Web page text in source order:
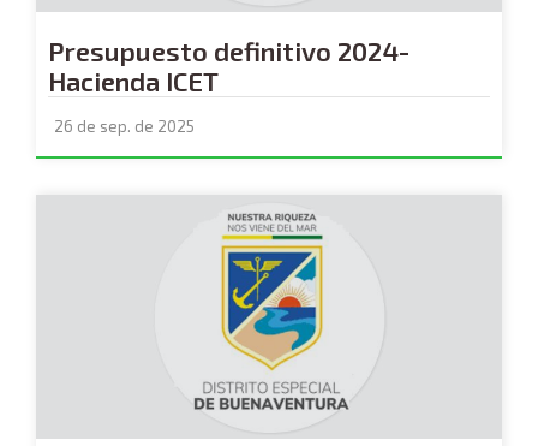
Presupuesto definitivo 2024-
Hacienda ICET
26 de sep. de 2025